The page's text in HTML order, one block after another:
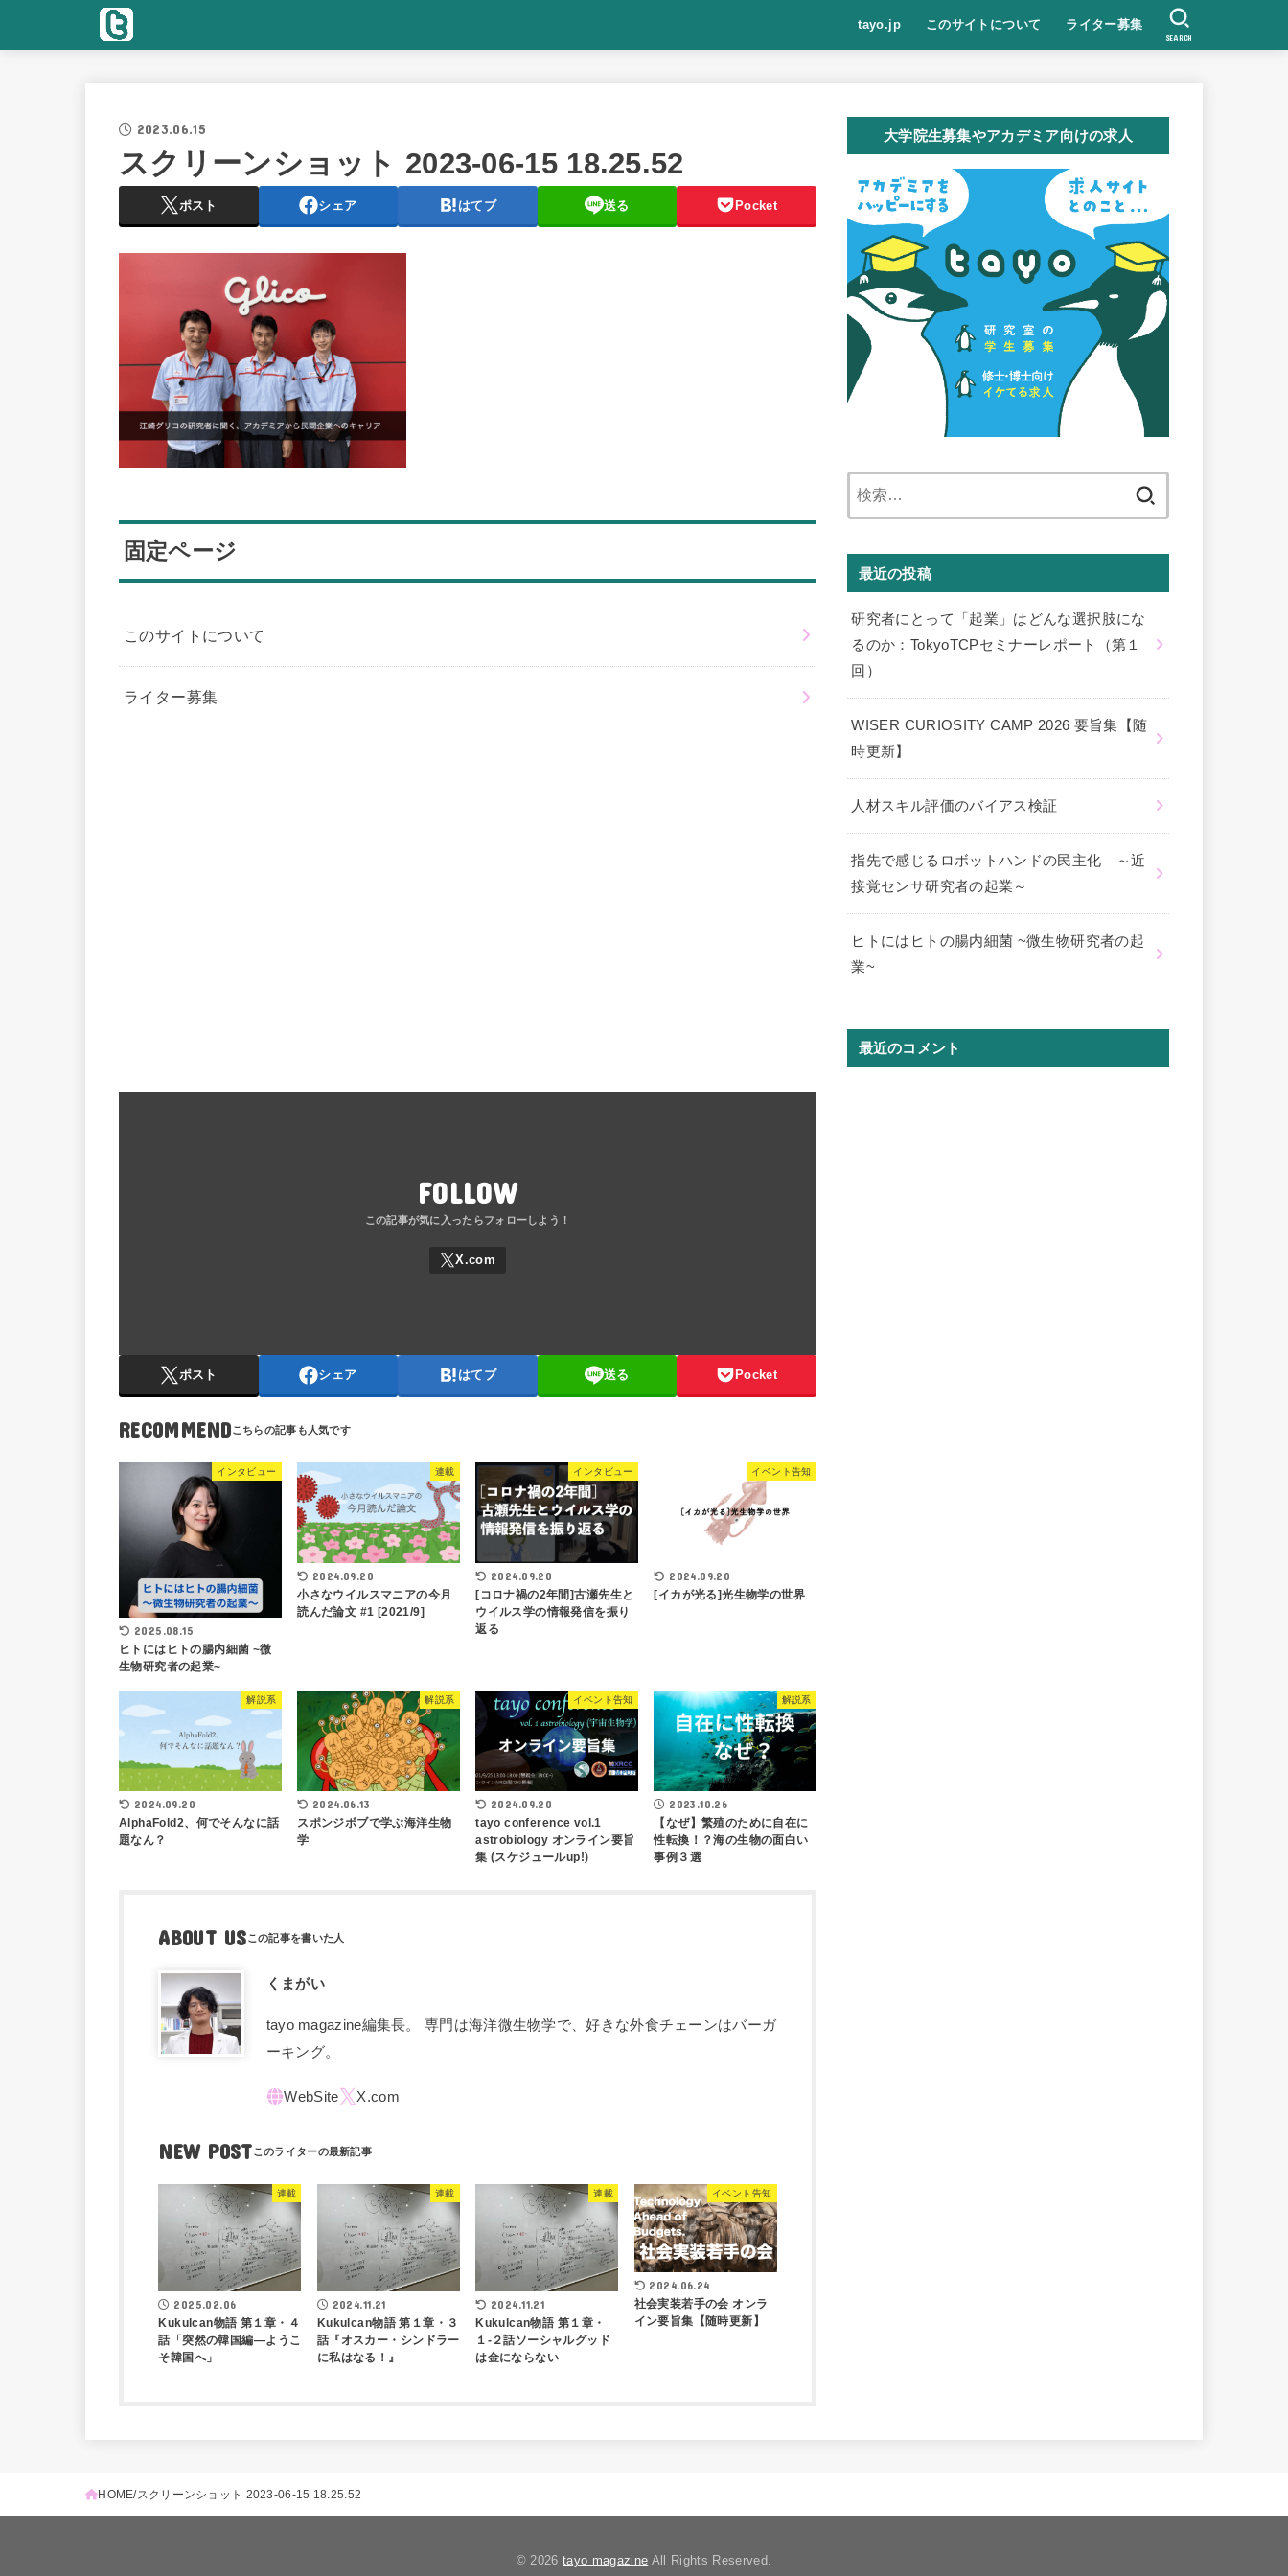
tayo.jp このサイトについて ライター募集
SEARCH
2023.06.15
スクリーンショット 2023-06-15 18.25.52
ポスト シェア はてブ 送る Pocket
固定ページ
このサイトについて
ライター募集
FOLLOW
ポスト シェア はてブ 送る Pocket
RECOMMEND
インタビュー
2025.08.15
ヒトにはヒトの腸内細菌 ~微
生物研究者の起業~
連載
2024.09.20
小さなウイルスマニアの今月
読んだ論文 #1 [2021/9]
インタビュー
2024.09.20
[コロナ禍の2年間]古瀬先生と
ウイルス学の情報発信を振り
返る
イベント告知
2024.09.20
[イカが光る]光生物学の世界
解説系
2024.09.20
AlphaFold2、何でそんなに話
題なん？
解説系
2024.06.13
スポンジボブで学ぶ海洋生物
学
イベント告知
2024.09.20
tayo conference vol.1
astrobiology オンライン要旨
集 (スケジュールup!)
解説系
2023.10.26
【なぜ】繁殖のために自在に
性転換！？海の生物の面白い
事例３選
ABOUT US
くまがい
tayo magazine編集長。 専門は海洋微生物学で、好きな外食チェーンはバーガ
ーキング。
NEW POST
連載
2025.02.06
Kukulcan物語 第１章・４
話「突然の韓国編―ようこ
そ韓国へ」
連載
2024.11.21
Kukulcan物語 第１章・３
話『オスカー・シンドラー
に私はなる！』
連載
2024.11.21
Kukulcan物語 第１章・
１-２話ソーシャルグッド
は金にならない
イベント告知
2024.06.24
社会実装若手の会 オンラ
イン要旨集【随時更新】
大学院生募集やアカデミア向けの求人
最近の投稿
研究者にとって「起業」はどんな選択肢にな
るのか：TokyoTCPセミナーレポート（第１
回）
WISER CURIOSITY CAMP 2026 要旨集【随
時更新】
人材スキル評価のバイアス検証
指先で感じるロボットハンドの民主化 ～近
接覚センサ研究者の起業～
ヒトにはヒトの腸内細菌 ~微生物研究者の起
業~
最近のコメント
HOME スクリーンショット 2023-06-15 18.25.52
© 2026tayo magazine All Rights Reserved.